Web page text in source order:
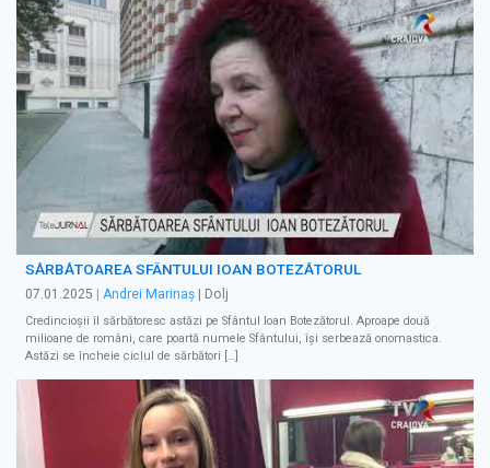
SĂRBĂTOAREA SFÂNTULUI IOAN BOTEZĂTORUL
07.01.2025 Andrei Marinaș | Dolj
Credincioşii îl sărbătoresc astăzi pe Sfântul Ioan Botezătorul. Aproape două
milioane de români, care poartă numele Sfântului, îşi serbează onomastica.
Astăzi se încheie ciclul de sărbători […]